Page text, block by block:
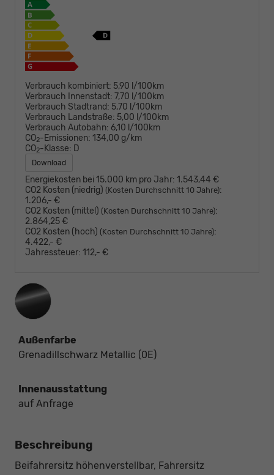
Verbrauch kombiniert: 5,90 l/100km
Verbrauch Innenstadt: 7,70 l/100km
Verbrauch Stadtrand: 5,70 l/100km
Verbrauch Landstraße: 5,00 l/100km
Verbrauch Autobahn: 6,10 l/100km
CO2-Emissionen: 134,00 g/km
CO2-Klasse: D
Download
Energiekosten bei 15.000 km pro Jahr: 1.543,44 €
CO2 Kosten (niedrig) (Kosten Durchschnitt 10 Jahre):
1.206,- €
CO2 Kosten (mittel) (Kosten Durchschnitt 10 Jahre):
2.864,25 €
CO2 Kosten (hoch) (Kosten Durchschnitt 10 Jahre):
4.422,- €
Jahressteuer: 112,- €
Außenfarbe
Grenadillschwarz Metallic (0E)
Innenausstattung
auf Anfrage
Beschreibung
Beifahrersitz höhenverstellbar, Fahrersitz